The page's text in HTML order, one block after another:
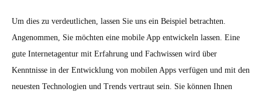
Um dies zu verdeutlichen, lassen Sie uns ein Beispiel betrachten.
Angenommen, Sie möchten eine mobile App entwickeln lassen. Eine
gute Internetagentur mit Erfahrung und Fachwissen wird über
Kenntnisse in der Entwicklung von mobilen Apps verfügen und mit den
neuesten Technologien und Trends vertraut sein. Sie können Ihnen